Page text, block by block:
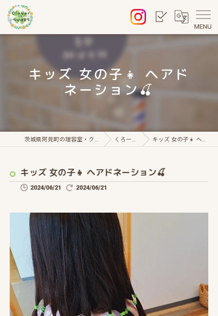
MENU
キッズ 女の子👧 ヘアド
ネーション🍒
茨城県阿見町の理容室・クローバー いなば理容室 くろーばー通信 キッズ 女の子👧 ヘアドネーション🍒
キッズ 女の子👧 ヘアドネーション🍒
2024/06/21 2024/06/21